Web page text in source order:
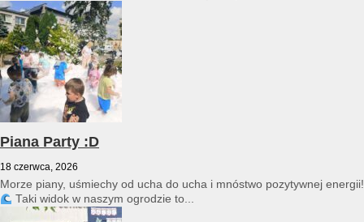
przedszkole reprezentował Franciszek Karpiński...
Piana Party :D
18 czerwca, 2026
Morze piany, uśmiechy od ucha do ucha i mnóstwo pozytywnej energii!
Taki widok w naszym ogrodzie to...